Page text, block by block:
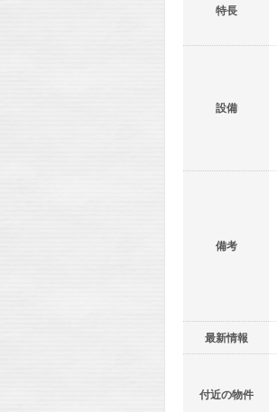
特長
設備
備考
最新情報
付近の物件